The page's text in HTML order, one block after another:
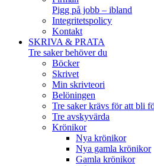
Pigg på jobb – ibland
Integritetspolicy
Kontakt
SKRIVA & PRATA
Tre saker behöver du
Böcker
Skrivet
Min skrivteori
Belöningen
Tre saker krävs för att bli
Tre avskyvärda
Krönikor
Nya krönikor
Nya gamla krönikor
Gamla krönikor